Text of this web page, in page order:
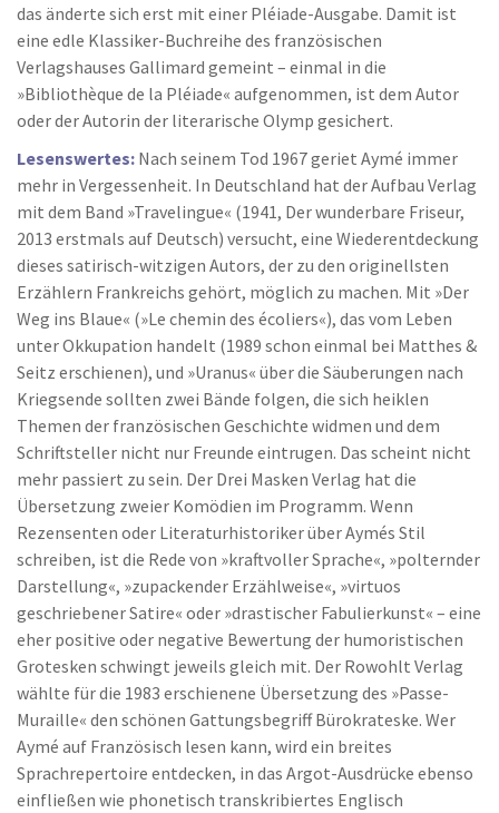
das änderte sich erst mit einer Pléiade-Ausgabe. Damit ist
eine edle Klassiker-Buchreihe des französischen
Verlagshauses Gallimard gemeint – einmal in die
»Bibliothèque de la Pléiade« aufgenommen, ist dem Autor
oder der Autorin der literarische Olymp gesichert.
Lesenswertes: Nach seinem Tod 1967 geriet Aymé immer
mehr in Vergessenheit. In Deutschland hat der Aufbau Verlag
mit dem Band »Travelingue« (1941, Der wunderbare Friseur,
2013 erstmals auf Deutsch) versucht, eine Wiederentdeckung
dieses satirisch-witzigen Autors, der zu den originellsten
Erzählern Frankreichs gehört, möglich zu machen. Mit »Der
Weg ins Blaue« (»Le chemin des écoliers«), das vom Leben
unter Okkupation handelt (1989 schon einmal bei Matthes &
Seitz erschienen), und »Uranus« über die Säuberungen nach
Kriegsende sollten zwei Bände folgen, die sich heiklen
Themen der französischen Geschichte widmen und dem
Schriftsteller nicht nur Freunde eintrugen. Das scheint nicht
mehr passiert zu sein. Der Drei Masken Verlag hat die
Übersetzung zweier Komödien im Programm. Wenn
Rezensenten oder Literaturhistoriker über Aymés Stil
schreiben, ist die Rede von »kraftvoller Sprache«, »polternder
Darstellung«, »zupackender Erzählweise«, »virtuos
geschriebener Satire« oder »drastischer Fabulierkunst« – eine
eher positive oder negative Bewertung der humoristischen
Grotesken schwingt jeweils gleich mit. Der Rowohlt Verlag
wählte für die 1983 erschienene Übersetzung des »Passe-
Muraille« den schönen Gattungsbegriff Bürokrateske. Wer
Aymé auf Französisch lesen kann, wird ein breites
Sprachrepertoire entdecken, in das Argot-Ausdrücke ebenso
einfließen wie phonetisch transkribiertes Englisch